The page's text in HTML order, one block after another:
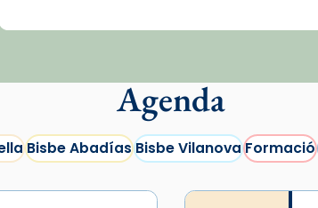
Agenda
Bisbe AbadíasBisbe VilanovaFormació